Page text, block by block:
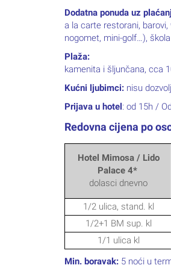
Dodatna ponuda uz
a la carte restorani,
nogomet, mini-golf…),
Plaža:
kamenita i šljunčana, cca
Kućni ljubimci: nisu
Prijava u hotel: od 15h /
Redovna cijena po
Hotel Mimosa / Lido
Palace 4*
dolasci dnevno
1/2 ulica, stand. kl
1/2+1 BM sup. kl
1/1 ulica kl
Min. boravak: 5 noći u